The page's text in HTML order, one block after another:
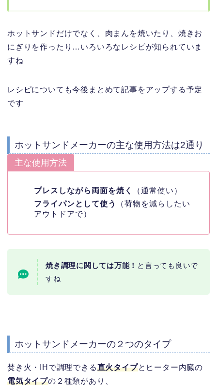
ホットサンドだけでなく、肉まんを焼いたり、焼きお
にぎりを作ったり…いろいろなレシピが知られていま
すね
レシピについても今後まとめて記事をアップする予定
です
ホットサンドメーカーの主な使用方法は2通り
主な使用方法
プレスしながら両面を焼く
（通常使い）
フライパンとして使う
（荷物を減らしたい
アウトドアで）
焼き調理に関しては万能！ と言っても良いで
すね
ホットサンドメーカーの２つのタイプ
焚き火・IHで調理できる直火タイプとヒーター内臓の
電気タイプの２種類があり、